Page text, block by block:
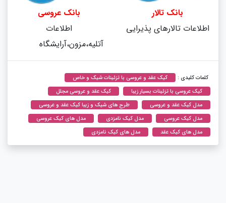
بانک تالار
اطلاعات تالارهای پذیرایی
بانک عروسی
اطلاعات
آتلیه،مزون،آرایشگاه
کلمات کلیدی :
کیک عقد و عروسی با تزئینات شیک و خاص
کیک عروسی با تزئینات بسیار زیبا
کیک عقد و عروسی مجلل
مدل کیک عقد و عروسی
طرح های شیک و زیبا کیک عقد و عروسی
مدل کیک عروسی
مدل کیک نامزدی
مدل های کیک عروسی
مدل های کیک عقد
مدل های کیک نامزدی